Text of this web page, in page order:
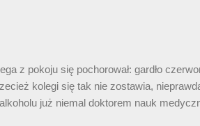
opadają. Nie dlatego, ze nie mam o czym
Castanedzie (już kilka lat temu
z pokoju się pochorował: gardło
kolegi się tak nie zostawia,
już niemal doktorem nauk